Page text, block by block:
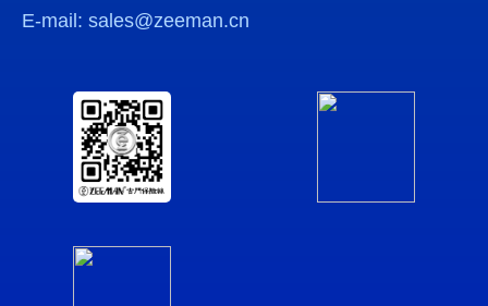
E-mail: sales@zeeman.cn